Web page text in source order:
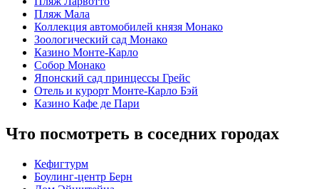
Пляж Мала
Коллекция автомобилей князя Монако
Зоологический сад Монако
Казино Монте-Карло
Собор Монако
Японский сад принцессы Грейс
Отель и курорт Монте-Карло Бэй
Казино Кафе де Пари
Что посмотреть в соседних городах
Кефигтурм
Боулинг-центр Берн